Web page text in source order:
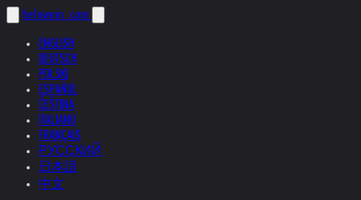
helnwein .com
ENGLISH
DEUTSCH
POLSKI
ESPAÑOL
ČEŠTINA
ITALIANO
FRANÇAIS
РУССКИЙ
日本語
中文